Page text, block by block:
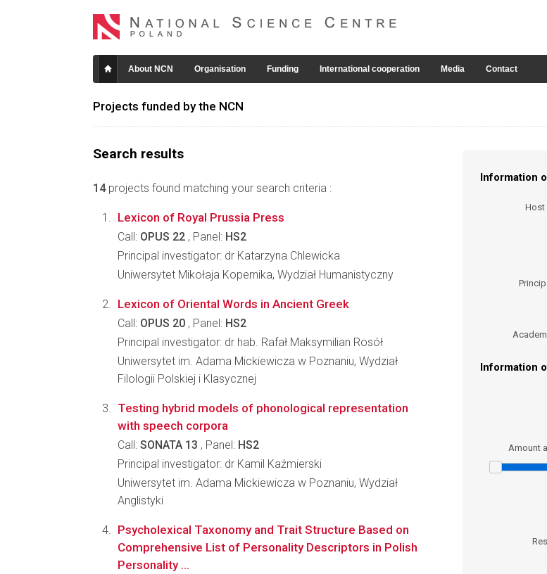
About NCN Organisation Funding International cooperation Media Contact
Projects funded by the NCN
Search results
14projects found matching your search criteria :
Information
Host
Information
Amount
Lexicon of Royal Prussia Press
Call: OPUS 22 , Panel: HS2
Principal investigator: dr Katarzyna Chlewicka
Uniwersytet Mikołaja Kopernika, Wydział Humanistyczny
Lexicon of Oriental Words in Ancient Greek
Call: OPUS 20 , Panel: HS2
Principal investigator: dr hab. Rafał Maksymilian Rosół
Uniwersytet im. Adama Mickiewicza w Poznaniu, Wydział
Filologii Polskiej i Klasycznej
Testing hybrid models of phonological representation
with speech corpora
Call: SONATA 13 , Panel: HS2
Principal investigator: dr Kamil Kaźmierski
Uniwersytet im. Adama Mickiewicza w Poznaniu, Wydział
Anglistyki
Psycholexical Taxonomy and Trait Structure Based on
Comprehensive List of Personality Descriptors in Polish
Personality ...